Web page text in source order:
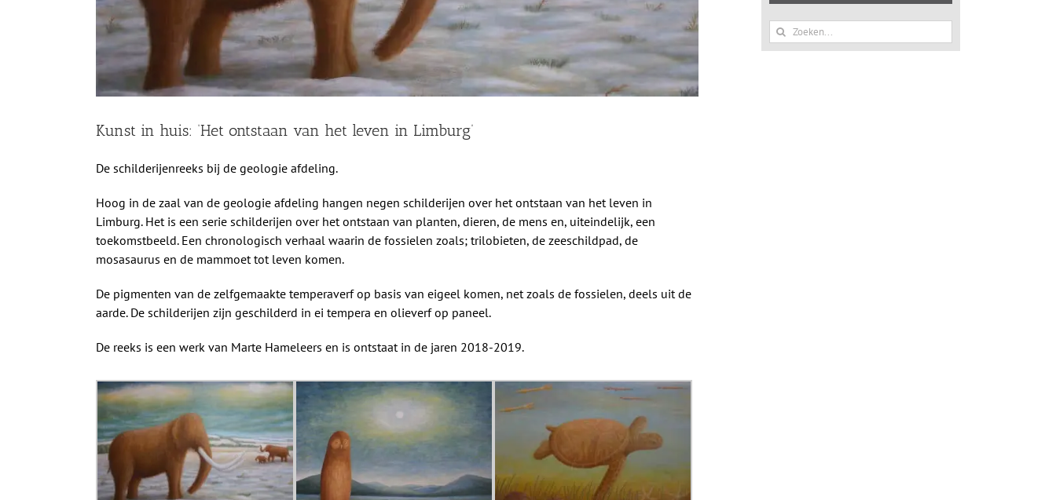
Kunst in huis: ‘Het ontstaan van het leven in Limburg’
De schilderijenreeks bij de geologie afdeling.
Hoog in de zaal van de geologie afdeling hangen negen schilderijen over het ontstaan van het leven in
Limburg. Het is een serie schilderijen over het ontstaan van planten, dieren, de mens en, uiteindelijk, een
toekomstbeeld. Een chronologisch verhaal waarin de fossielen zoals; trilobieten, de zeeschildpad, de
mosasaurus en de mammoet tot leven komen.
De pigmenten van de zelfgemaakte temperaverf op basis van eigeel komen, net zoals de fossielen, deels uit de
aarde. De schilderijen zijn geschilderd in ei tempera en olieverf op paneel.
De reeks is een werk van Marte Hameleers en is ontstaat in de jaren 2018-2019.
Zoeken
naar: